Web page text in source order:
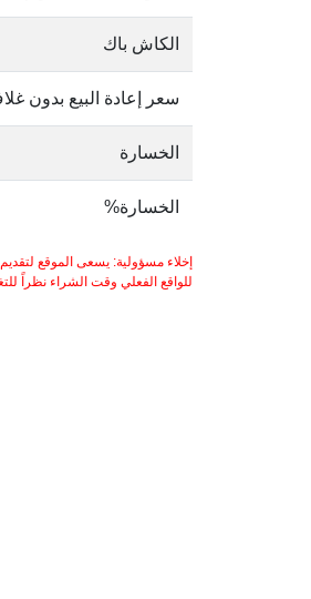
الكاش باك
سعر إعادة البيع بدون
الخسارة
الخسارة%
إخلاء مسؤولية: يسعى الموقع
للواقع الفعلي وقت الشراء نظراً